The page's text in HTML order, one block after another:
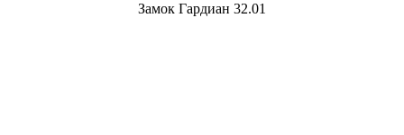
Замок Гардиан 32.01